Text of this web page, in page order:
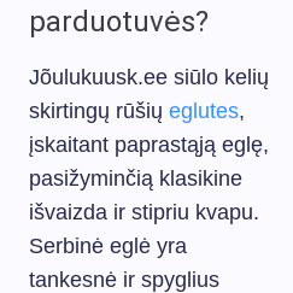
parduotuvės?
Jõulukuusk.ee siūlo kelių
skirtingų rūšių eglutes,
įskaitant paprastąją eglę,
pasižyminčią klasikine
išvaizda ir stipriu kvapu.
Serbinė eglė yra
tankesnė ir spyglius